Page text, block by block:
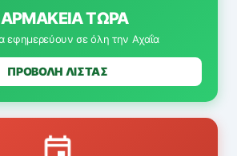
ΤΏΡΑ
εφημερεύουν σε όλη την Αχαΐα
ΠΡΟΒΟΛΗ ΛΙΣΤΑΣ